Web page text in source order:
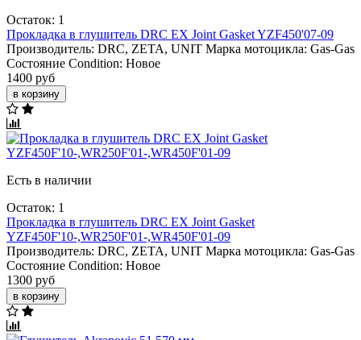
Остаток: 1
Прокладка в глушитель DRC EX Joint Gasket YZF450'07-09
Производитель: DRC, ZETA, UNIT Марка мотоцикла: Gas-Gas
Состояние Condition: Новое
1400 руб
в корзину
Есть в наличии
Остаток: 1
Прокладка в глушитель DRC EX Joint Gasket
YZF450F'10-,WR250F'01-,WR450F'01-09
Производитель: DRC, ZETA, UNIT Марка мотоцикла: Gas-Gas
Состояние Condition: Новое
1300 руб
в корзину